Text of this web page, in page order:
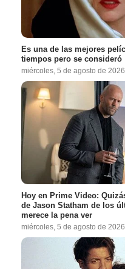
Es una de las mejores
tiempos pero se
miércoles, 5 de agosto de 2026
Hoy en Prime Video:
de Jason Statham de los
merece la pena ver
miércoles, 5 de agosto de 2026